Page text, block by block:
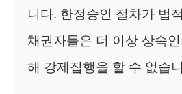
니다. 한정승인 절차가 법
채권자들은 더 이상 상속
해 강제집행을 할 수 없습